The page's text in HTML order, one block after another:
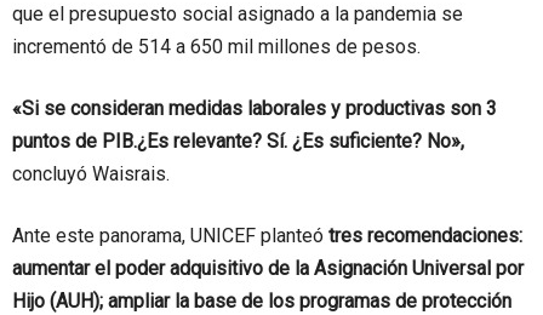
que el presupuesto social asignado a la pandemia se
incrementó de 514 a 650 mil millones de pesos.
«Si se consideran medidas laborales y productivas son 3
puntos de PIB.¿Es relevante? Sí. ¿Es suficiente? No»,
concluyó Waisrais.
Ante este panorama, UNICEF planteó tres recomendaciones:
aumentar el poder adquisitivo de la Asignación Universal por
Hijo (AUH); ampliar la base de los programas de protección